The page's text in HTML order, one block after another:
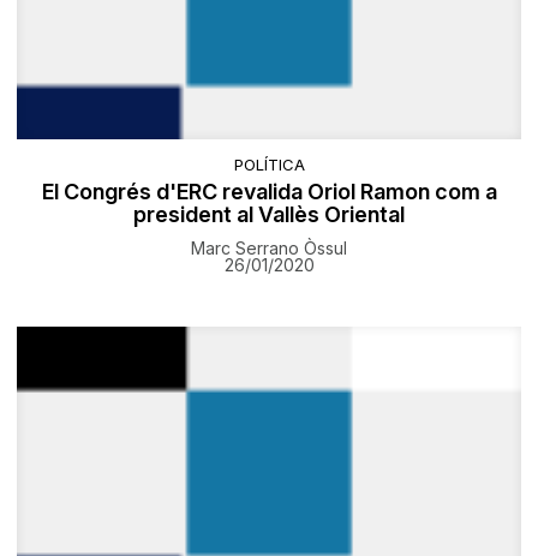
POLÍTICA
El Congrés d'ERC revalida Oriol Ramon com a
president al Vallès Oriental
Marc Serrano Òssul
26/01/2020